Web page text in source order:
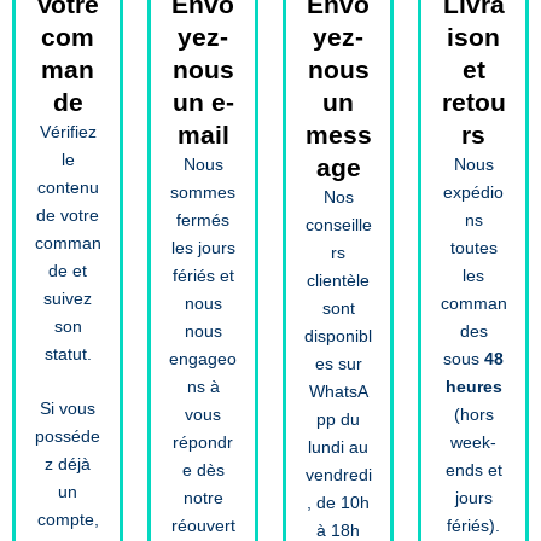
com
man
de
Vérifiez
le
contenu
de votre
comman
de et
suivez
son
statut.
Si vous
posséde
z déjà
un
compte,
yez-
nous
un e-
mail
Nous
sommes
fermés
les jours
fériés et
nous
nous
engageo
ns à
vous
répondr
e dès
notre
réouvert
yez-
nous
un
mess
age
Nos
conseille
rs
clientèle
sont
disponibl
es sur
WhatsA
pp du
lundi au
vendredi
, de 10h
à 18h
ison
et
retou
rs
Nous
expédio
ns
toutes
les
comman
des
sous 48
heures
(hors
week-
ends et
jours
fériés).